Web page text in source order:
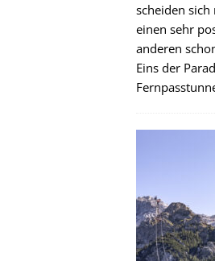
scheiden
einen sehr
anderen
Eins der